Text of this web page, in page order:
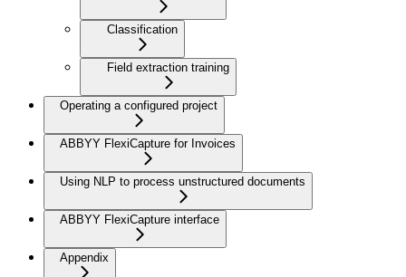
Classification
Field extraction training
Operating a configured project
ABBYY FlexiCapture for Invoices
Using NLP to process unstructured documents
ABBYY FlexiCapture interface
Appendix